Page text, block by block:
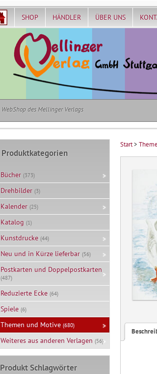
SHOP HÄNDLER ÜBER UNS
WebShop des Mellinger Verlags
Start>
Produktkategorien
Bücher (373)
Drehbilder (3)
Kalender (25)
Katalog (1)
Kunstdrucke (44)
Neu und in Kürze lieferbar (56)
Postkarten und Doppelpostkarten
(487)
Reduzierte Ecke (64)
Spiele (6)
Themen und Motive (680)
Weiteres aus anderen Verlagen (56)
Produkt Schlagwörter